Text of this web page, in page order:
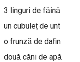
3 linguri de făină
un cubuleț de unt
o frunză de dafin
două căni de apă